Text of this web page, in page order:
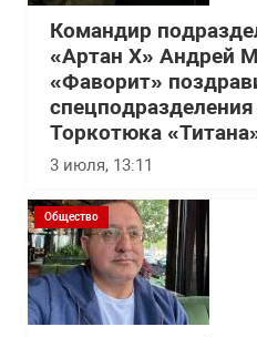
Командир
«Артан Х» Андрей
«Фаворит»
Торкотюка
3 июля, 13:11
Общество